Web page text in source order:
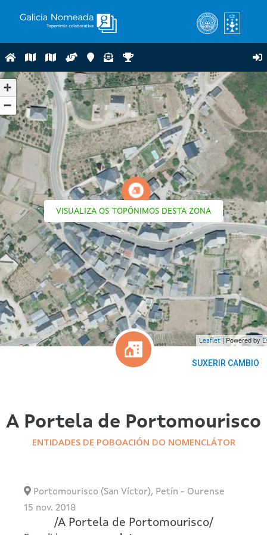
VISUALIZA OS TOPÓNIMOS DESTA ZONA
+
−
Leaflet | Powered by
SUXERIR CAMBIO
A Portela de Portomourisco
ENTIDADES DE POBOACIÓN DO NOMENCLÁTOR
Portomourisco (San Víctor), Petín - Ourense
15 nov. 2018
/A Portela de Portomourisco/